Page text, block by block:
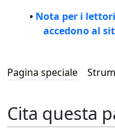
• Nota per i
accedono al
Pagina speciale
Cita questa